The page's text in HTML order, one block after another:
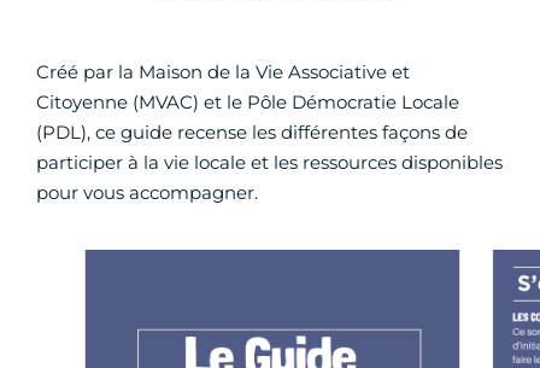
Créé par la Maison de la Vie Associative et
Citoyenne (MVAC) et le Pôle Démocratie Locale
(PDL), ce guide recense les différentes façons de
participer à la vie locale et les ressources disponibles
pour vous accompagner.